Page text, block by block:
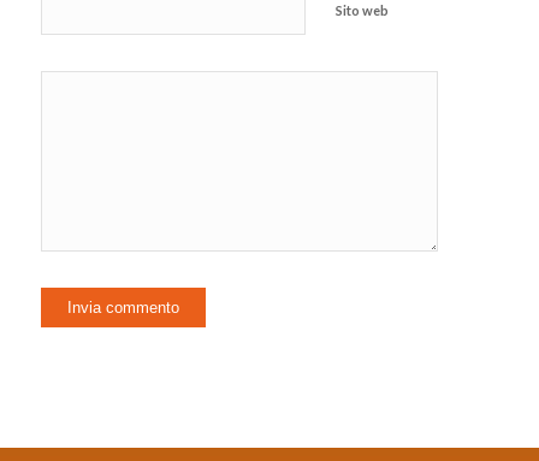
Sito web